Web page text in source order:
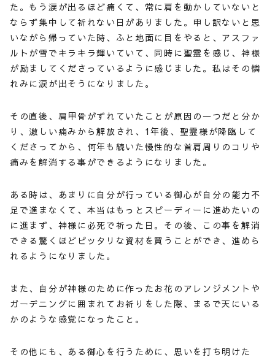
た。もう涙が出るほど痛くて、常に肩を動かしていないと
ならず集中して祈れない日がありました。申し訳ないと思
いながら帰っていた時、ふと地面に目をやると、アスファ
ルトが雪でキラキラ輝いていて、同時に聖霊を感じ、神様
が励ましてくださっているように感じました。私はその憐
れみに涙が出そうになりました。
その直後、肩甲骨がずれていたことが原因の一つだと分か
り、激しい痛みから解放され、1年後、聖霊様が降臨して
くださってから、何年も続いた慢性的な首肩周りのコリや
痛みを解消する事ができるようになりました。
ある時は、あまりに自分が行っている御心が自分の能力不
足で進まなくて、本当はもっとスピーディーに進めたいの
に進まず、神様に必死で祈った日。その後、この事を解消
できる驚くほどピッタリな資材を買うことができ、進めら
れるようになりました。
また、自分が神様のために作ったお花のアレンジメントや
ガーデニングに囲まれてお祈りをした際、まるで天にいる
かのような感覚になったこと。
その他にも、ある御心を行うために、思いを打ち明けた